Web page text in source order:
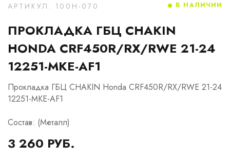
АРТИКУЛ: 100H-070
ПРОКЛАДКА ГБЦ CHAKIN
HONDA CRF450R/RX/RWE 21-24
12251-MKE-AF1
Прокладка ГБЦ CHAKIN Honda CRF450R/RX/RWE 21-24
12251-MKE-AF1
Состав: (Металл)
3 260 РУБ.
В НАЛИЧИИ